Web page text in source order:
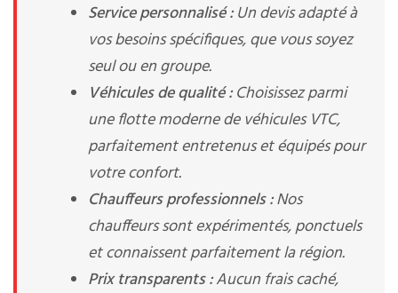
Service personnalisé :Un devis adapté à
vos besoins spécifiques, que vous soyez
seul ou en groupe.
Véhicules de qualité :Choisissez parmi
une flotte moderne de véhicules VTC,
parfaitement entretenus et équipés pour
votre confort.
Chauffeurs professionnels :Nos
chauffeurs sont expérimentés, ponctuels
et connaissent parfaitement la région.
Prix transparents :Aucun frais caché,